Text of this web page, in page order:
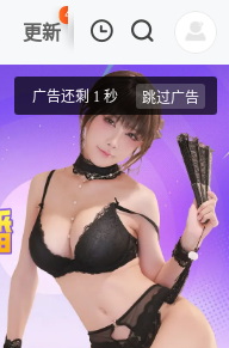
更新
42
热榜 APP